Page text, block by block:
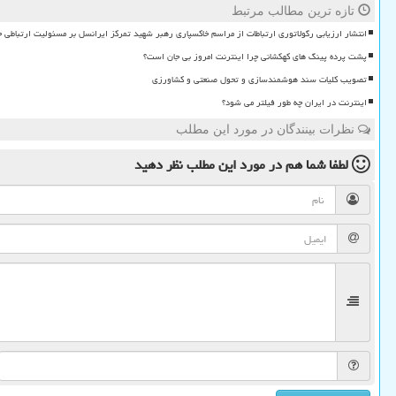
تازه ترین مطالب مرتبط
انتشار ارزیابی رگولاتوری ارتباطات از مراسم خاکسپاری رهبر شهید تمرکز ایرانسل بر مسئولیت
پشت پرده پینگ های کهکشانی چرا اینترنت امروز بی جان است؟
تصویب کلیات سند هوشمندسازی و تحول صنعتی و کشاورزی
اینترنت در ایران چه طور فیلتر می شود؟
نظرات بینندگان در مورد این مطلب
لطفا شما همدر مورد این مطلبنظر دهید